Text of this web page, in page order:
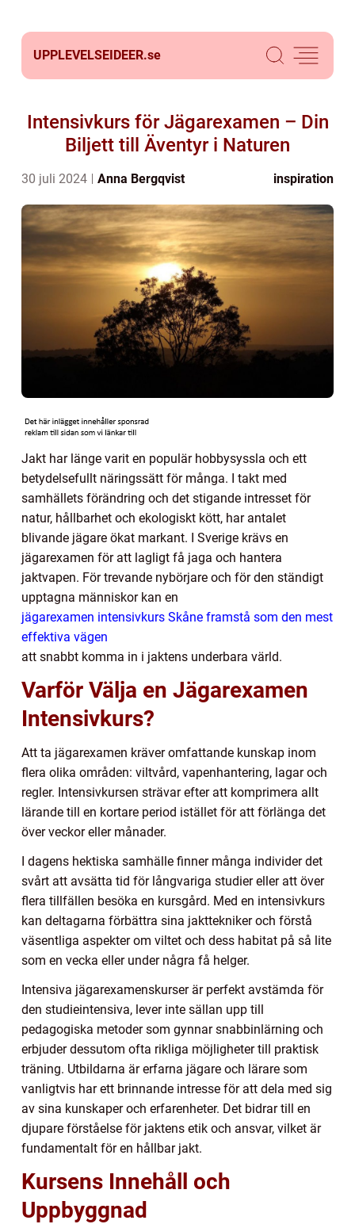
UPPLEVELSEIDEER.se
Intensivkurs för Jägarexamen – Din
Biljett till Äventyr i Naturen
30 juli 2024 Anna Bergqvist inspiration
Jakt har länge varit en populär hobbysyssla och ett
betydelsefullt näringssätt för många. I takt med
samhällets förändring och det stigande intresset för
natur, hållbarhet och ekologiskt kött, har antalet
blivande jägare ökat markant. I Sverige krävs en
jägarexamen för att lagligt få jaga och hantera
jaktvapen. För trevande nybörjare och för den ständigt
upptagna människor kan en
jägarexamen intensivkurs Skåne framstå som den mest
effektiva vägen
att snabbt komma in i jaktens underbara värld.
Varför Välja en Jägarexamen
Intensivkurs?
Att ta jägarexamen kräver omfattande kunskap inom
flera olika områden: viltvård, vapenhantering, lagar och
regler. Intensivkursen strävar efter att komprimera allt
lärande till en kortare period istället för att förlänga det
över veckor eller månader.
I dagens hektiska samhälle finner många individer det
svårt att avsätta tid för långvariga studier eller att över
flera tillfällen besöka en kursgård. Med en intensivkurs
kan deltagarna förbättra sina jakttekniker och förstå
väsentliga aspekter om viltet och dess habitat på så lite
som en vecka eller under några få helger.
Intensiva jägarexamenskurser är perfekt avstämda för
den studieintensiva, lever inte sällan upp till
pedagogiska metoder som gynnar snabbinlärning och
erbjuder dessutom ofta rikliga möjligheter till praktisk
träning. Utbildarna är erfarna jägare och lärare som
vanligtvis har ett brinnande intresse för att dela med sig
av sina kunskaper och erfarenheter. Det bidrar till en
djupare förståelse för jaktens etik och ansvar, vilket är
fundamentalt för en hållbar jakt.
Kursens Innehåll och
Uppbyggnad